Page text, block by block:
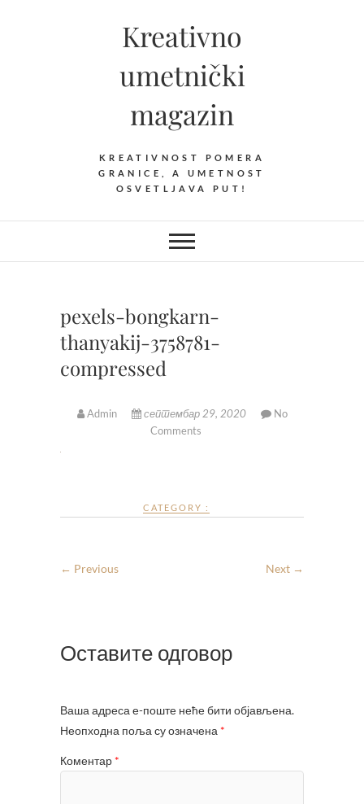
Kreativno
umetnički
magazin
KREATIVNOST POMERA
GRANICE, A UMETNOST
OSVETLJAVA PUT!
pexels-bongkarn-
thanyakij-3758781-
compressed
Admin септембар 29, 2020
No
Comments
CATEGORY :
← Previous Next →
Оставите одговор
Ваша адреса е-поште неће бити објављена.
Неопходна поља су означена *
Коментар *